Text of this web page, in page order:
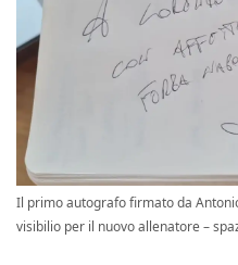
Il primo autografo firmato da
visibilio per il nuovo allenatore –